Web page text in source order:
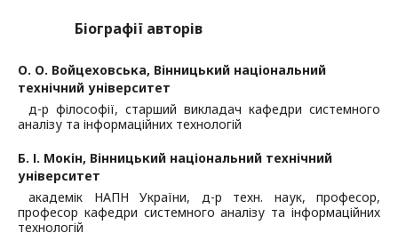
Біографії авторів
О. О. Войцеховська, Вінницький національний
технічний університет
д-р філософії, старший викладач кафедри системного
аналізу та інформаційних технологій
Б. І. Мокін, Вінницький національний технічний
університет
академік НАПН України, д-р техн. наук, професор,
професор кафедри системного аналізу та інформаційних
технологій